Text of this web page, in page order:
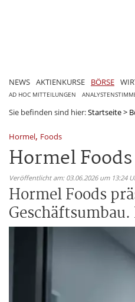
NEWS AKTIENKURSE BÖRSE
AD HOC MITTEILUNGEN
Sie befinden sind hier:Startseite>
Hormel, Foods
Hormel
Veröffentlicht am: 03.06.2026 um 13:24
Hormel Foods